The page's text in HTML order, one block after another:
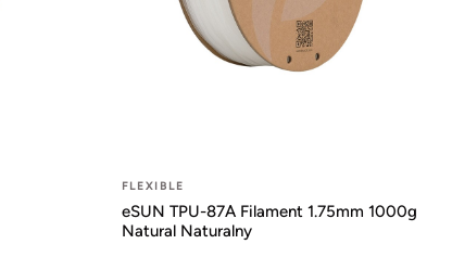
FLEXIBLE
eSUN TPU-87A Filament 1.75mm 1000g
Natural Naturalny